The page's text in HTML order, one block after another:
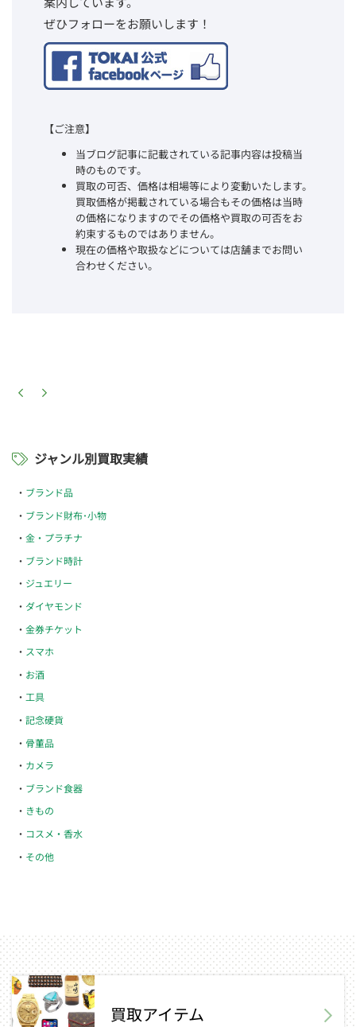
ぜひフォローをお願いします！
【ご注意】
当ブログ記事に記載されている記事内容は投稿当
時のものです。
買取の可否、価格は相場等により変動いたします。
買取価格が掲載されている場合もその価格は当時
の価格になりますのでその価格や買取の可否をお
約束するものではありません。
現在の価格や取扱などについては店舗までお問い
合わせください。
ジャンル別買取実績
ブランド品
ブランド財布･小物
金・プラチナ
ブランド時計
ジュエリー
ダイヤモンド
金券チケット
スマホ
お酒
工具
記念硬貨
骨董品
カメラ
ブランド食器
きもの
コスメ・香水
その他
買取アイテム